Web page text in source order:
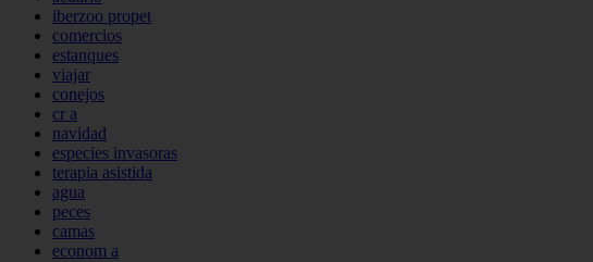
iberzoo propet
comercios
estanques
viajar
conejos
cr a
navidad
especies invasoras
terapia asistida
agua
peces
camas
econom a